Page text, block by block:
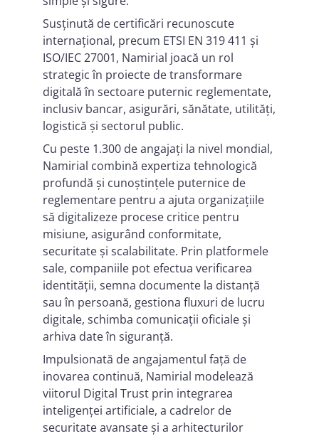
Susținută de certificări recunoscute
internațional, precum ETSI EN 319 411 și
ISO/IEC 27001, Namirial joacă un rol
strategic în proiecte de transformare
digitală în sectoare puternic reglementate,
inclusiv bancar, asigurări, sănătate, utilități,
logistică și sectorul public.
Cu peste 1.300 de angajați la nivel mondial,
Namirial combină expertiza tehnologică
profundă și cunoștințele puternice de
reglementare pentru a ajuta organizațiile
să digitalizeze procese critice pentru
misiune, asigurând conformitate,
securitate și scalabilitate. Prin platformele
sale, companiile pot efectua verificarea
identității, semna documente la distanță
sau în persoană, gestiona fluxuri de lucru
digitale, schimba comunicații oficiale și
arhiva date în siguranță.
Impulsionată de angajamentul față de
inovarea continuă, Namirial modelează
viitorul Digital Trust prin integrarea
inteligenței artificiale, a cadrelor de
securitate avansate și a arhitecturilor